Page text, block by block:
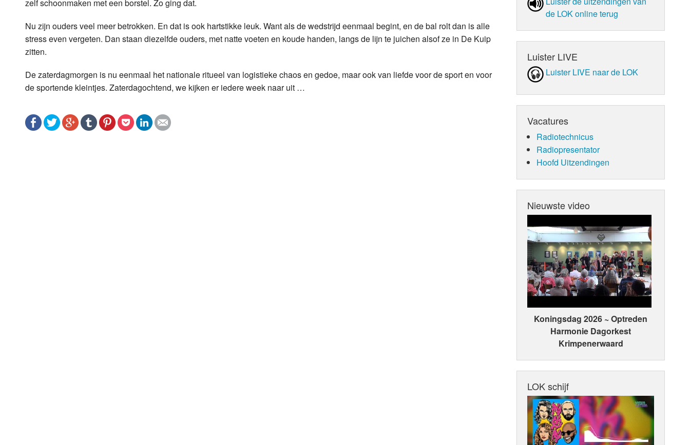
zelf schoonmaken met een borstel. Zo ging dat.
Nu zijn ouders veel meer betrokken. En dat is ook hartstikke leuk. Want als de wedstrijd eenmaal begint, en de bal rolt dan is alle
stress even vergeten. Dan staan diezelfde ouders, met natte voeten en koude handen, langs de lijn te juichen alsof ze in De Kuip
zitten.
De zaterdagmorgen is nu eenmaal het nationale ritueel van logistieke chaos en gedoe, maar ook van liefde voor de sport en voor
de sportende kleintjes. Zaterdagochtend, we kijken er iedere week naar uit …
de LOK online terug
Luister LIVE
Luister LIVE naar de LOK
Vacatures
Radiotechnicus
Radiopresentator
Hoofd Uitzendingen
Nieuwste video
Koningsdag 2026 ~ Optreden
Harmonie Dagorkest
Krimpenerwaard
LOK schijf